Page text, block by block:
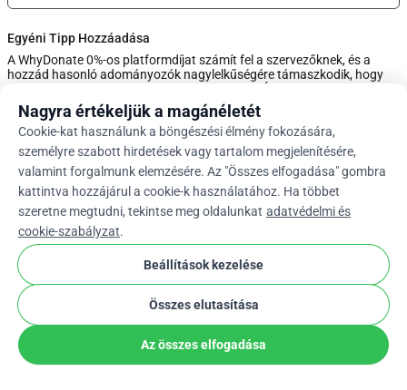
Egyéni Tipp Hozzáadása
A WhyDonate 0%-os platformdíjat számít fel a szervezőknek, és a
hozzád hasonló adományozók nagylelkűségére támaszkodik, hogy
mennyiségét a csúszkával, vagy írjon be egyéni borravalót alább.
0%
Adja Meg Az Egyéni Tippet
Tovább
Nagyra értékeljük a magánéletét
Cookie-kat használunk a böngészési élmény fokozására,
személyre szabott hirdetések vagy tartalom megjelenítésére,
valamint forgalmunk elemzésére. Az "Összes elfogadása" gombra
kattintva hozzájárul a cookie-k használatához. Ha többet
szeretne megtudni, tekintse meg oldalunkat adatvédelmi és
cookie-szabályzat.
Beállítások kezelése
Összes elutasítása
Az összes elfogadása